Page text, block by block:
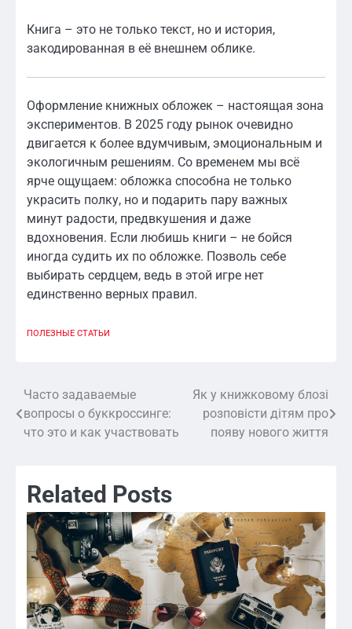
Книга – это не только текст, но и история,
закодированная в её внешнем облике.
Оформление книжных обложек – настоящая зона
экспериментов. В 2025 году рынок очевидно
двигается к более вдумчивым, эмоциональным и
экологичным решениям. Со временем мы всё
ярче ощущаем: обложка способна не только
украсить полку, но и подарить пару важных
минут радости, предвкушения и даже
вдохновения. Если любишь книги – не бойся
иногда судить их по обложке. Позволь себе
выбирать сердцем, ведь в этой игре нет
единственно верных правил.
ПОЛЕЗНЫЕ СТАТЬИ
Навигация
по
Часто задаваемые
вопросы о буккроссинге:
что это и как участвовать
Як у книжковому блозі
розповісти дітям про
появу нового життя
Related Posts